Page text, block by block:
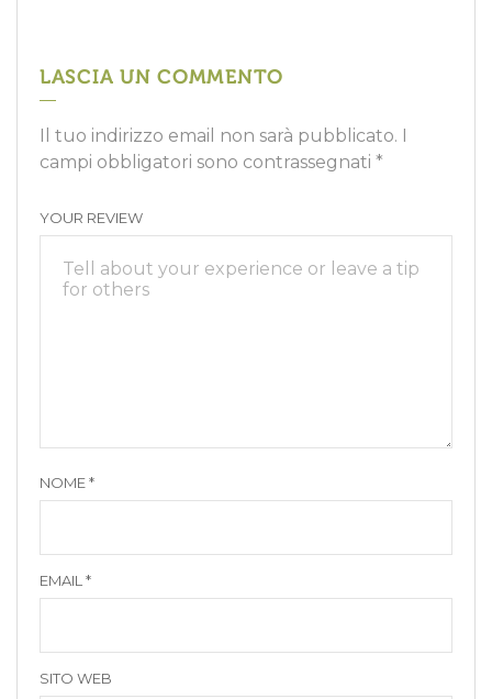
LASCIA UN COMMENTO
Il tuo indirizzo email non sarà pubblicato. I
campi obbligatori sono contrassegnati *
YOUR REVIEW
NOME*
EMAIL *
SITO WEB